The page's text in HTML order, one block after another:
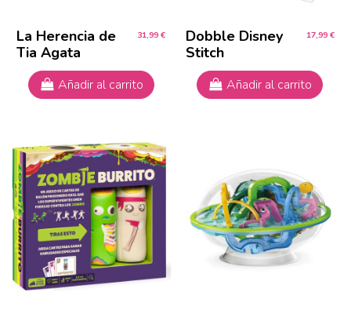
La Herencia de
Tia Agata
31,99 €
Añadir al carrito
Dobble Disney
Stitch
17,99 €
Añadir al carrito